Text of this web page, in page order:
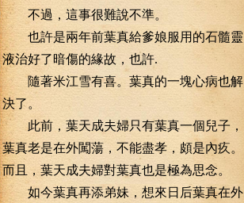
不過，這事很難說不準。
也許是兩年前葉真給爹娘服用的石髓靈
液治好了暗傷的緣故，也許.
隨著米江雪有喜。葉真的一塊心病也解
決了。
此前，葉天成夫婦只有葉真一個兒子，
葉真老是在外闖蕩，不能盡孝，頗是內疚。
而且，葉天成夫婦對葉真也是極為思念。
如今葉真再添弟妹，想來日后葉真在外